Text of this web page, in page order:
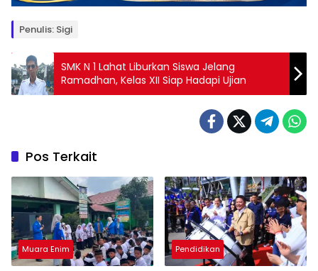
Penulis: Sigi
SMK N 1 Lahat Liburkan Siswa Jelang
Ramadhan, Kelas XII Siap Hadapi Ujian
Pos Terkait
Muara Enim Pendidikan